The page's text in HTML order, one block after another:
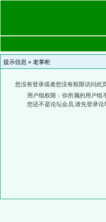
提示信息 » 老掌柜
您没有登录或者您没有权限访问此
用户组权限：你所属的用户组
您还不是论坛会员,请先登录论